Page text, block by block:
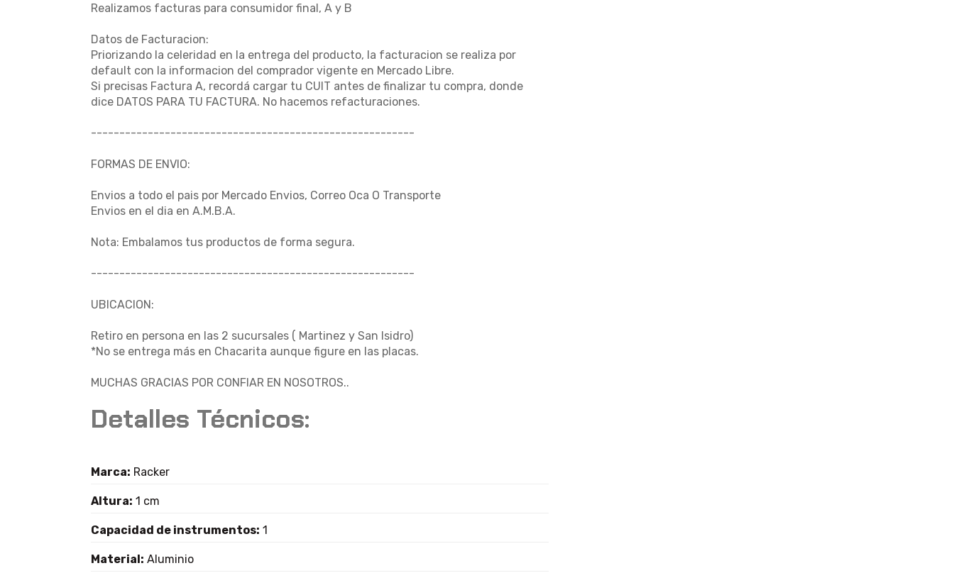
Realizamos facturas para consumidor final, A y B
Datos de Facturacion:
Priorizando la celeridad en la entrega del producto, la facturacion se realiza por
default con la informacion del comprador vigente en Mercado Libre.
Si precisas Factura A, recordá cargar tu CUIT antes de finalizar tu compra, donde
dice DATOS PARA TU FACTURA. No hacemos refacturaciones.
---------------------------------------------------------
FORMAS DE ENVIO:
Envios a todo el pais por Mercado Envios, Correo Oca O Transporte
Envios en el dia en A.M.B.A.
Nota: Embalamos tus productos de forma segura.
---------------------------------------------------------
UBICACION:
Retiro en persona en las 2 sucursales ( Martinez y San Isidro)
*No se entrega más en Chacarita aunque figure en las placas.
MUCHAS GRACIAS POR CONFIAR EN NOSOTROS..
Detalles Técnicos:
Marca: Racker
Altura: 1 cm
Capacidad de instrumentos: 1
Material: Aluminio